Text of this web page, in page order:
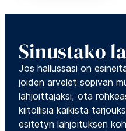
Sinustako
Jos hallussasi on
joiden arvelet sopivan
lahjoittajaksi, ota
kiitollisia kaikista
esitetyn lahjoituksen